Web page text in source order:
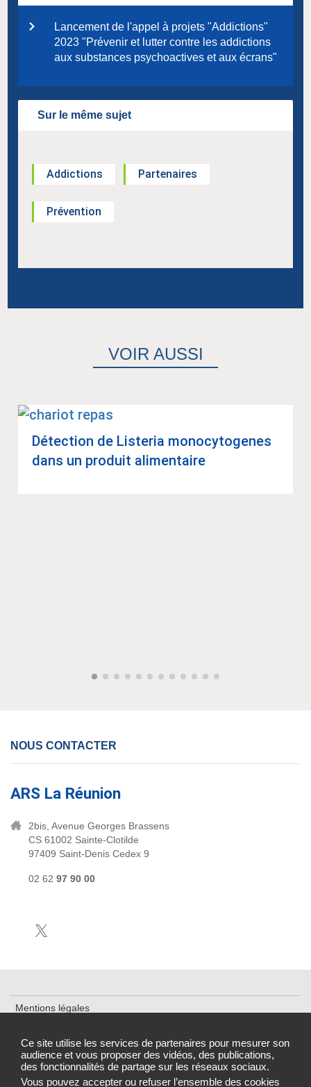
Ce site utilise les services de partenaires pour mesurer son
audience et vous proposer des vidéos, des publications,
des fonctionnalités de partage sur les réseaux sociaux.
Vous pouvez accepter ou refuser l’ensemble des cookies
Lancement de l'appel à projets "Addictions"
2023 "Prévenir et lutter contre les addictions
aux substances psychoactives et aux écrans"
Sur le même sujet
Addictions Partenaires
Prévention
VOIR AUSSI
Détec­tion de Lis­te­ria mono­cy­to­genes
dans un pro­duit ali­men­taire
NOUS CONTACTER
ARS La Réunion
2bis, Avenue Georges Brassens
CS 61002 Sainte-Clotilde
97409 Saint-Denis Cedex 9
02 62 97 90 00
Mentions légales
Accessibilité : partiellement conforme
Gestion des cookies